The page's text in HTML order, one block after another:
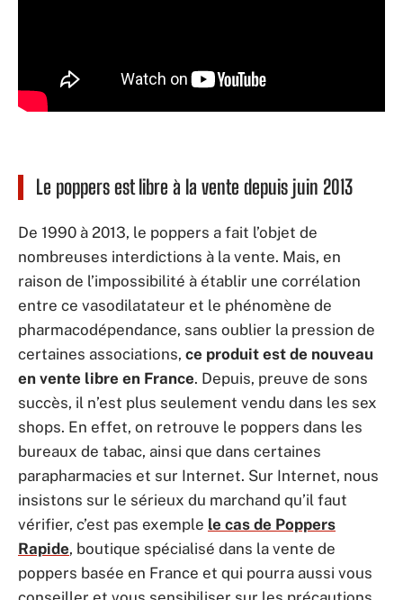
Le poppers est libre à la vente depuis juin 2013
De 1990 à 2013, le poppers a fait l’objet de
nombreuses interdictions à la vente. Mais, en
raison de l’impossibilité à établir une corrélation
entre ce vasodilatateur et le phénomène de
pharmacodépendance, sans oublier la pression de
certaines associations, ce produit est de nouveau
en vente libre en France. Depuis, preuve de sons
succès, il n’est plus seulement vendu dans les sex
shops. En effet, on retrouve le poppers dans les
bureaux de tabac, ainsi que dans certaines
parapharmacies et sur Internet. Sur Internet, nous
insistons sur le sérieux du marchand qu’il faut
vérifier, c’est pas exemple le cas de Poppers
Rapide, boutique spécialisé dans la vente de
poppers basée en France et qui pourra aussi vous